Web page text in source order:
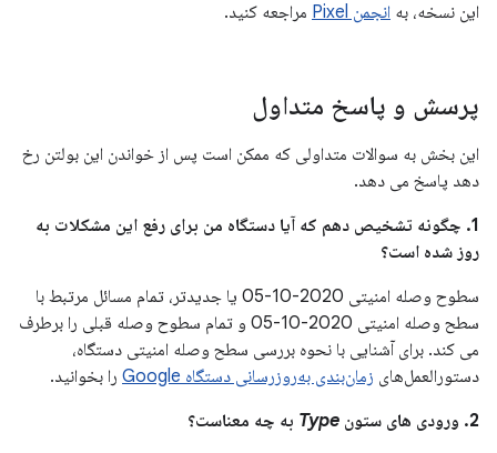
این نسخه، به انجمن Pixel مراجعه کنید.
پرسش و پاسخ متداول
این بخش به سوالات متداولی که ممکن است پس از خواندن این بولتن رخ
دهد پاسخ می دهد.
1. چگونه تشخیص دهم که آیا دستگاه من برای رفع این مشکلات به
روز شده است؟
سطوح وصله امنیتی 2020-10-05 یا جدیدتر، تمام مسائل مرتبط با
سطح وصله امنیتی 2020-10-05 و تمام سطوح وصله قبلی را برطرف
می کند. برای آشنایی با نحوه بررسی سطح وصله امنیتی دستگاه،
دستورالعمل‌های زمان‌بندی به‌روزرسانی دستگاه Google
را بخوانید.
2. ورودی های ستون
Type به چه معناست؟